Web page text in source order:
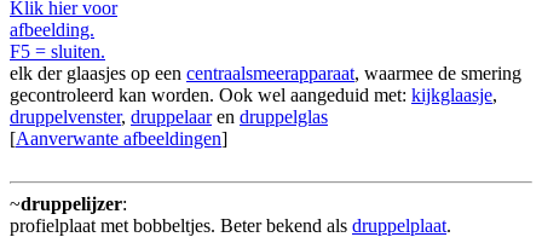
Klik hier voor
afbeelding.
F5 = sluiten.
elk der glaasjes op een centraalsmeerapparaat, waarmee de smering
gecontroleerd kan worden. Ook wel aangeduid met: kijkglaasje,
druppelvenster, druppelaaren druppelglas
[Aanverwante afbeeldingen]
~druppelijzer:
profielplaat met bobbeltjes. Beter bekend als druppelplaat.